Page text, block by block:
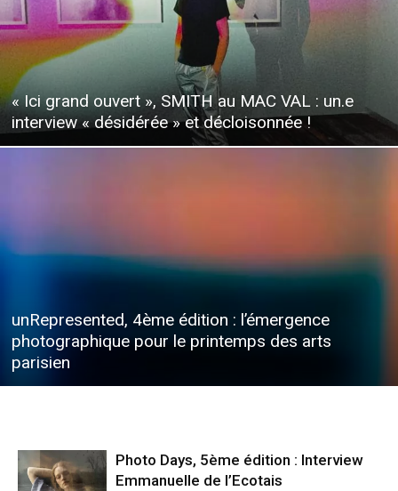
« Ici grand ouvert », SMITH au MAC VAL : un.e
interview « désidérée » et décloisonnée !
unRepresented, 4ème édition : l’émergence
photographique pour le printemps des arts
parisien
Photo Days, 5ème édition : Interview
Emmanuelle de l’Ecotais